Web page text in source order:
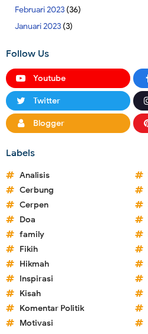
Februari 2023(36)
Januari 2023(3)
Follow Us
Youtube
Twitter
Blogger
Labels
Analisis
Cerbung
Cerpen
Doa
family
Fikih
Hikmah
Inspirasi
Kisah
Komentar Politik
Motivasi